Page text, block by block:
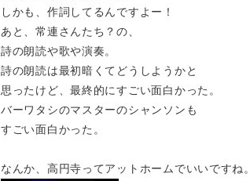
しかも、作詞してるんですよー！
あと、常連さんたち？の、
詩の朗読や歌や演奏。
詩の朗読は最初暗くてどうしようかと
思ったけど、最終的にすごい面白かった。
バーワタシのマスターのシャンソンも
すごい面白かった。
なんか、高円寺ってアットホームでいいですね。